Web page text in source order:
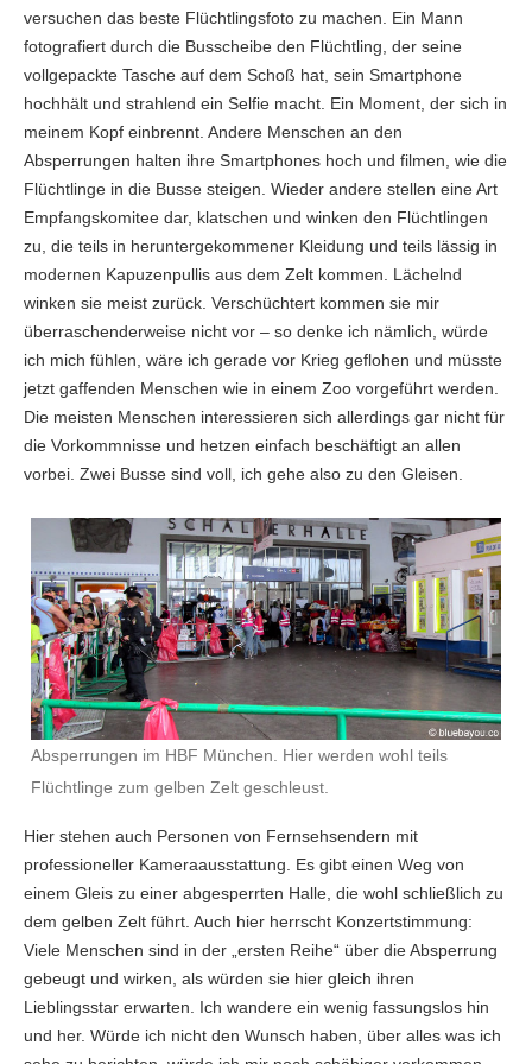
versuchen das beste Flüchtlingsfoto zu machen. Ein Mann
fotografiert durch die Busscheibe den Flüchtling, der seine
vollgepackte Tasche auf dem Schoß hat, sein Smartphone
hochhält und strahlend ein Selfie macht. Ein Moment, der sich in
meinem Kopf einbrennt. Andere Menschen an den
Absperrungen halten ihre Smartphones hoch und filmen, wie die
Flüchtlinge in die Busse steigen. Wieder andere stellen eine Art
Empfangskomitee dar, klatschen und winken den Flüchtlingen
zu, die teils in heruntergekommener Kleidung und teils lässig in
modernen Kapuzenpullis aus dem Zelt kommen. Lächelnd
winken sie meist zurück. Verschüchtert kommen sie mir
überraschenderweise nicht vor – so denke ich nämlich, würde
ich mich fühlen, wäre ich gerade vor Krieg geflohen und müsste
jetzt gaffenden Menschen wie in einem Zoo vorgeführt werden.
Die meisten Menschen interessieren sich allerdings gar nicht für
die Vorkommnisse und hetzen einfach beschäftigt an allen
vorbei. Zwei Busse sind voll, ich gehe also zu den Gleisen.
Absperrungen im HBF München. Hier werden wohl teils
Flüchtlinge zum gelben Zelt geschleust.
Hier stehen auch Personen von Fernsehsendern mit
professioneller Kameraausstattung. Es gibt einen Weg von
einem Gleis zu einer abgesperrten Halle, die wohl schließlich zu
dem gelben Zelt führt. Auch hier herrscht Konzertstimmung:
Viele Menschen sind in der „ersten Reihe“ über die Absperrung
gebeugt und wirken, als würden sie hier gleich ihren
Lieblingsstar erwarten. Ich wandere ein wenig fassungslos hin
und her. Würde ich nicht den Wunsch haben, über alles was ich